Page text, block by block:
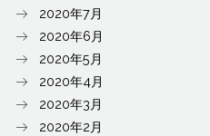
2020年7月
2020年6月
2020年5月
2020年4月
2020年3月
2020年2月